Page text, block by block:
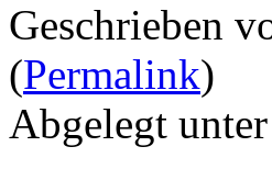
Geschrieben
(Permalink)
Abgelegt unter